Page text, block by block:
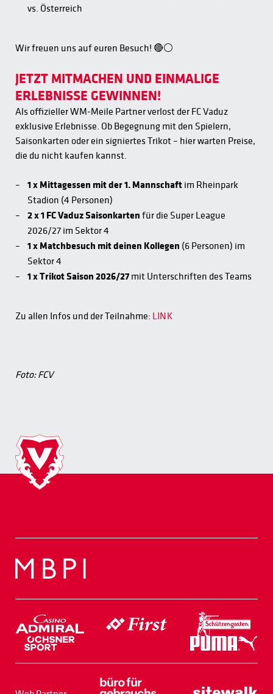
vs. Österreich
Wir freuen uns auf euren Besuch! 🔴⚪️
JETZT MITMACHEN UND EINMALIGE
ERLEBNISSE GEWINNEN!
Als offizieller WM-Meile Partner verlost der FC Vaduz
exklusive Erlebnisse. Ob Begegnung mit den Spielern,
Saisonkarten oder ein signiertes Trikot – hier warten Preise,
die du nicht kaufen kannst.
1 x Mittagessen mit der 1. Mannschaft im Rheinpark
Stadion (4 Personen)
2 x 1 FC Vaduz Saisonkarten für die Super League
2026/27 im Sektor 4
1 x Matchbesuch mit deinen Kollegen (6 Personen) im
Sektor 4
1 x Trikot Saison 2026/27 mit Unterschriften des Teams
Zu allen Infos und der Teilnahme: LINK
Foto: FCV